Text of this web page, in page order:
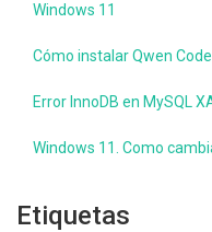
Windows 11
Cómo instalar Qwen
Error InnoDB en MySQL
Windows 11. Como
Etiquetas